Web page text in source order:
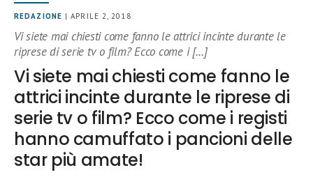
REDAZIONE | APRILE 2, 2018
Vi siete mai chiesti come fanno le attrici incinte durante le
riprese di serie tv o film? Ecco come i […]
Vi siete mai chiesti come fanno le
attrici incinte durante le riprese di
serie tv o film? Ecco come i registi
hanno camuffato i pancioni delle
star più amate!